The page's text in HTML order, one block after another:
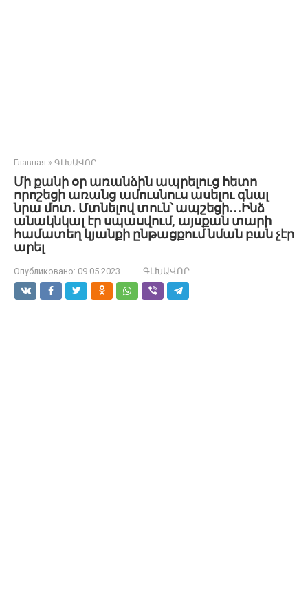
Главная » ԳԼԽԱՎՈՐ
Մի քանի օր առանձին ապրելուց հետո
որոշեցի առանց ամուսնուս ասելու գնալ
նրա մոտ․ Մտնելով տուն՝ ապշեցի․․․Ինձ
անակնկալ էր սպասվում, այսքան տարի
համատեղ կյանքի ընթացքում նման բան չէր
արել
Опубликовано: 09.05.2023 ԳԼԽԱՎՈՐ